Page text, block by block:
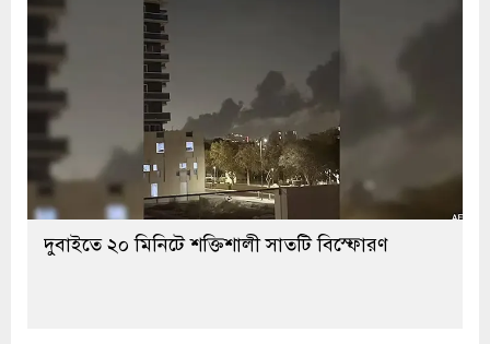
দুবাইতে ২০ মিনিটে শক্তিশালী সাতটি বিস্ফোরণ